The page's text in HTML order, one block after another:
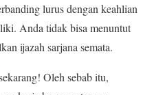
lurus dengan keahlian
Anda tidak bisa menuntut
ijazah sarjana semata.
Oleh sebab itu,